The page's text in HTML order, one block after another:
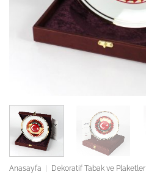
Anasayfa Dekoratif Tabak ve Plaketler